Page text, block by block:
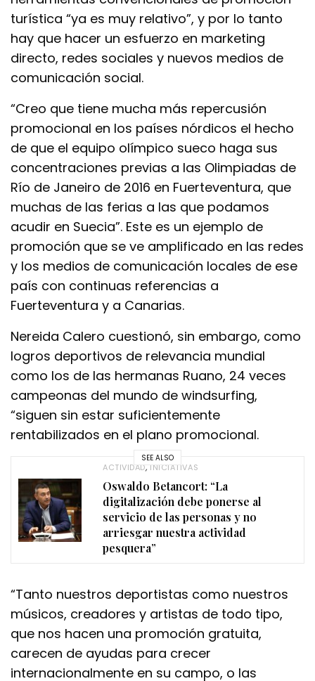
turística “ya es muy relativo”, y por lo tanto
hay que hacer un esfuerzo en marketing
directo, redes sociales y nuevos medios de
comunicación social.
“Creo que tiene mucha más repercusión
promocional en los países nórdicos el hecho
de que el equipo olímpico sueco haga sus
concentraciones previas a las Olimpiadas de
Río de Janeiro de 2016 en Fuerteventura, que
muchas de las ferias a las que podamos
acudir en Suecia”. Este es un ejemplo de
promoción que se ve amplificado en las redes
y los medios de comunicación locales de ese
país con continuas referencias a
Fuerteventura y a Canarias.
Nereida Calero cuestionó, sin embargo, como
logros deportivos de relevancia mundial
como los de las hermanas Ruano, 24 veces
campeonas del mundo de windsurfing,
“siguen sin estar suficientemente
rentabilizados en el plano promocional.
SEE ALSO
ACTIVIDAD, INICIATIVAS
Oswaldo Betancort: “La
digitalización debe ponerse al
servicio de las personas y no
arriesgar nuestra actividad
pesquera”
“Tanto nuestros deportistas como nuestros
músicos, creadores y artistas de todo tipo,
que nos hacen una promoción gratuita,
carecen de ayudas para crecer
internacionalmente en su campo, o las